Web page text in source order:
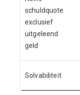
schuldquote
exclusief
uitgeleend
geld
Solvabiliteit